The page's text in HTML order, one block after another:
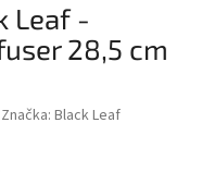
Leaf -
28,5 cm
Značka: Black Leaf